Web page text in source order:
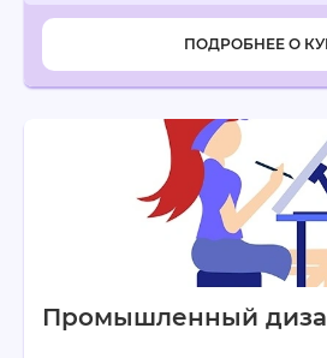
ПОДРОБНЕЕ О
Промышленный